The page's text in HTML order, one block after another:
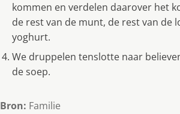
kommen en verdelen daarover het
de rest van de munt, de rest van de
yoghurt.
We druppelen tenslotte naar
de soep.
Bron: Familie